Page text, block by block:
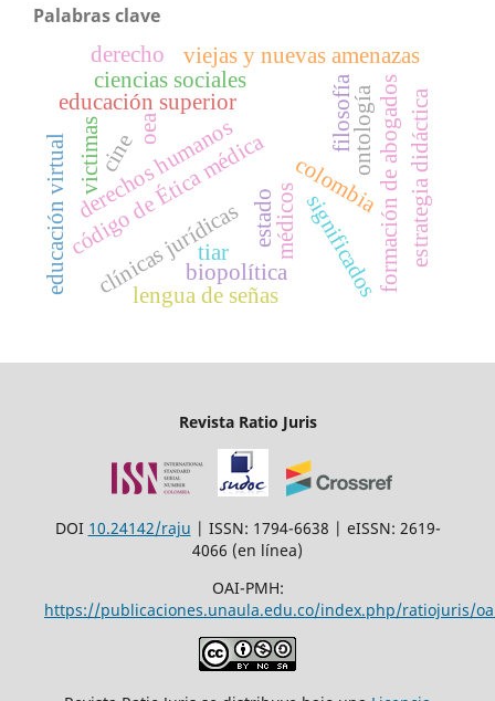
Palabras clave
derechos humanos médicos
código de Ética médica colombia
educación superior formación de abogados
educación virtual estrategia didáctica
ciencias sociales
clínicas jurídicas
viejas y nuevas amenazas
tiar
oea
estado
biopolítica
filosofía
lengua de señas
victimas
significados
cine
derecho
ontología
Revista Ratio Juris
DOI 10.24142/raju | ISSN: 1794-6638 | eISSN: 2619-
4066 (en línea)
OAI-PMH:
https://publicaciones.unaula.edu.co/index.php/ratiojuris/